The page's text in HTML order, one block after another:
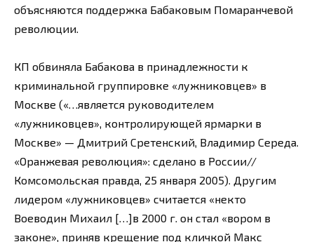
объясняются поддержка Бабаковым Помаранчевой
революции.
КП обвиняла Бабакова в принадлежности к
криминальной группировке «лужниковцев» в
Москве («…является руководителем
«лужниковцев», контролирующей ярмарки в
Москве» — Дмитрий Сретенский, Владимир Середа.
«Оранжевая революция»: сделано в России//
Комсомольская правда, 25 января 2005). Другим
лидером «лужниковцев» считается «некто
Воеводин Михаил […]в 2000 г. он стал «вором в
законе», приняв крещение под кличкой Макс